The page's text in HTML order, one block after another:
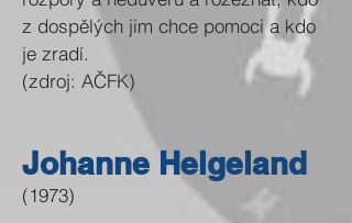
z dospělých jim chce pomoci a kdo
je zradí.
(zdroj: AČFK)
Johanne Helgeland
(1973)